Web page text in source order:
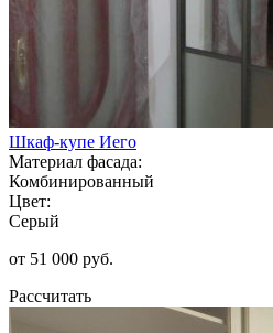
Шкаф-купе Иего
Материал фасада:
Комбинированный
Цвет:
Серый
от 51 000 руб.
Рассчитать